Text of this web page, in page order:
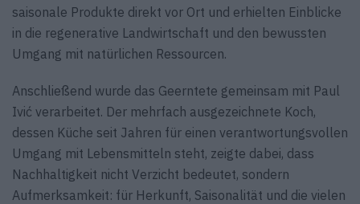
saisonale Produkte direkt vor Ort und erhielten Einblicke
in die regenerative Landwirtschaft und den bewussten
Umgang mit natürlichen Ressourcen.
Anschließend wurde das Geerntete gemeinsam mit Paul
Ivić verarbeitet. Der mehrfach ausgezeichnete Koch,
dessen Küche seit Jahren für einen verantwortungsvollen
Umgang mit Lebensmitteln steht, zeigte dabei, dass
Nachhaltigkeit nicht Verzicht bedeutet, sondern
Aufmerksamkeit: für Herkunft, Saisonalität und die vielen